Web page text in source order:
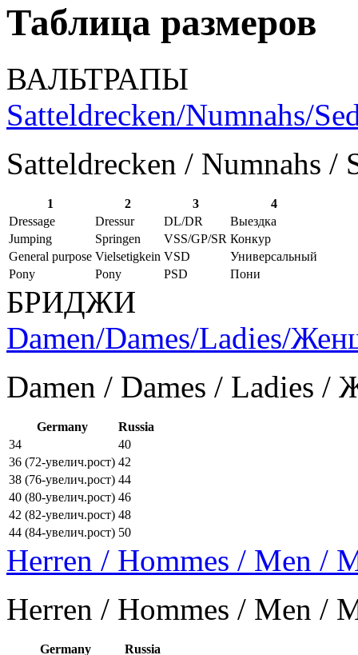
Таблица размеров
ВАЛЬТРАПЫ
Satteldrecken/Numnahs/
Satteldrecken / Numnahs /
1 2 3
4
Dressage
Dressur DL/DR
Выездка
Jumping
Springen VSS/GP/SR Конкур
General purpose Vielsetigkein VSD
Универсальный
Pony
Pony PSD Пони
БРИДЖИ
Damen/Dames/Ladies/
Damen / Dames / Ladies
Germany
Russia
34
40
36 (72-увелич.рост) 42
38 (76-увелич.рост) 44
40 (80-увелич.рост) 46
42 (82-увелич.рост) 48
44 (84-увелич.рост) 50
Herren / Hommes / Men /
Herren / Hommes / Men /
Germany
Russia